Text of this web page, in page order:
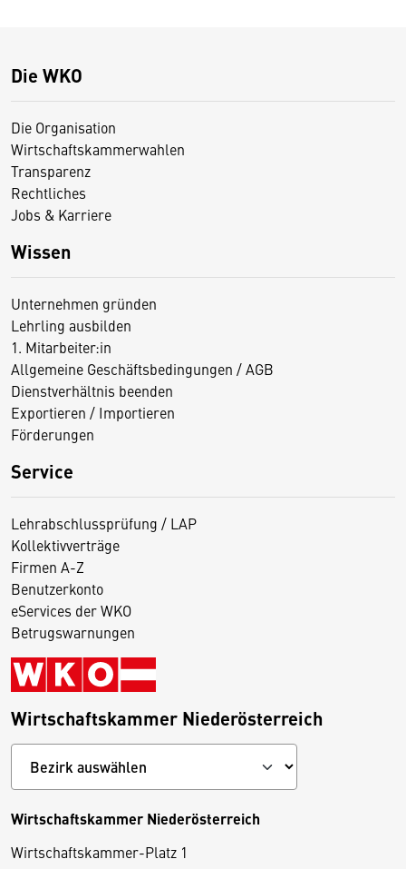
Die WKO
Die Organisation
Wirtschaftskammerwahlen
Transparenz
Rechtliches
Jobs & Karriere
Wissen
Unternehmen gründen
Lehrling ausbilden
1. Mitarbeiter:in
Allgemeine Geschäftsbedingungen / AGB
Dienstverhältnis beenden
Exportieren / Importieren
Förderungen
Service
Lehrabschlussprüfung / LAP
Kollektivverträge
Firmen A-Z
Benutzerkonto
eServices der WKO
Betrugswarnungen
Wirtschaftskammer Niederösterreich
Wirtschaftskammer Niederösterreich
Wirtschaftskammer-Platz 1